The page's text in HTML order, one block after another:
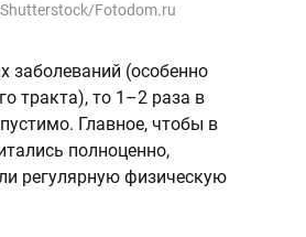
Fotodom.ru
заболеваний (особенно
тракта), то 1–2 раза в
Главное, чтобы в
полноценно,
регулярную физическую